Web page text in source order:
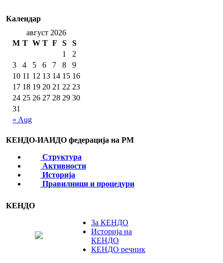
Календар
август 2026
M T W T F S S
« Aug
1
2
3
4 5 6 7 8
9
10 11 12 13 14 15 16
17 18 19 20 21 22 23
24 25 26 27 28 29 30
31
КЕНДО-ИАИДО федерација на РМ
Структура
Активности
Историја
Правилници и процедури
КЕНДО
За КЕНДО
Историја на
КЕНДО
КЕНДО речник